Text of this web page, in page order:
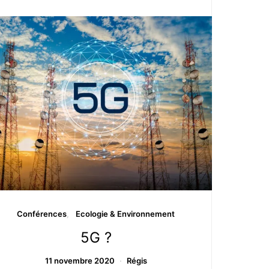
Conférences Ecologie & Environnement
5G ?
11 novembre 2020 Régis